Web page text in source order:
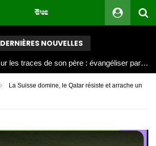
DERNIÈRES NOUVELLES
Joy Clerf Derisier, sur les traces de son père : évangéliser par la musique
La Suisse domine, le Qatar résiste et arrache un